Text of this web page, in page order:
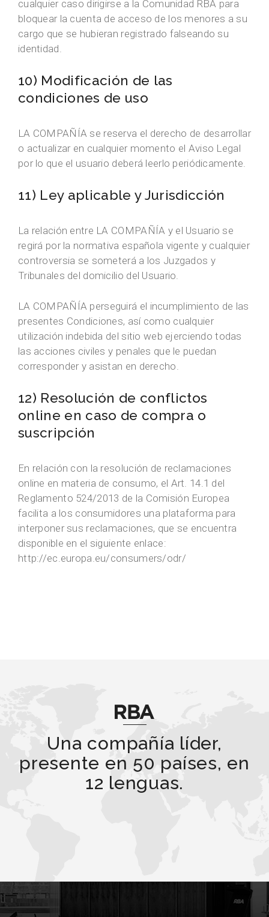
cualquier caso dirigirse a la Comunidad RBA para
bloquear la cuenta de acceso de los menores a su
cargo que se hubieran registrado falseando su
identidad.
10) Modificación de las
condiciones de uso
LA COMPAÑÍA se reserva el derecho de desarrollar
o actualizar en cualquier momento el Aviso Legal
por lo que el usuario deberá leerlo periódicamente.
11) Ley aplicable y Jurisdicción
La relación entre LA COMPAÑÍA y el Usuario se
regirá por la normativa española vigente y cualquier
controversia se someterá a los Juzgados y
Tribunales del domicilio del Usuario.
LA COMPAÑÍA perseguirá el incumplimiento de las
presentes Condiciones, así como cualquier
utilización indebida del sitio web ejerciendo todas
las acciones civiles y penales que le puedan
corresponder y asistan en derecho.
12) Resolución de conflictos
online en caso de compra o
suscripción
En relación con la resolución de reclamaciones
online en materia de consumo, el Art. 14.1 del
Reglamento 524/2013 de la Comisión Europea
facilita a los consumidores una plataforma para
interponer sus reclamaciones, que se encuentra
disponible en el siguiente enlace:
http://ec.europa.eu/consumers/odr/
Una compañía líder,
presente en 50 países, en
12 lenguas.